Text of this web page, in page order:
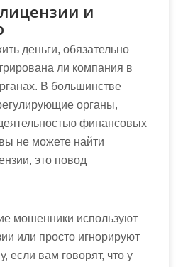
и
деньги, обязательно
ли компания в
В большинстве
органы,
финансовых
не можете найти
это повод
мошенники используют
или просто игнорируют
если вам говорят, что у